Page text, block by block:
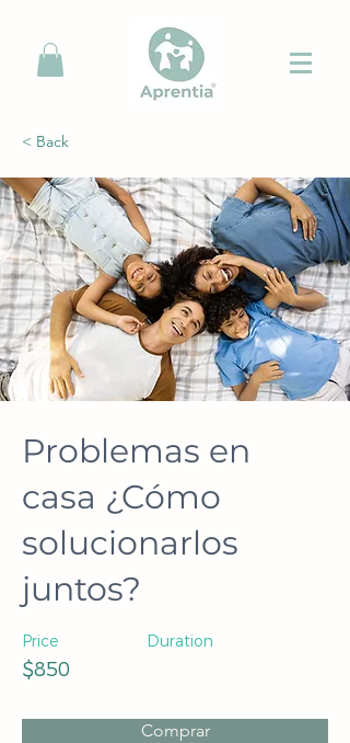
< Back
Problemas en
casa ¿Cómo
solucionarlos
juntos?
Price
$850
Duration
Comprar